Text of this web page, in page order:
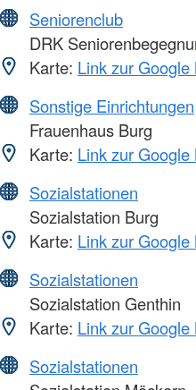
Seniorenclub
DRK
Karte: Link zur
Sonstige Einrichtungen
Frauenhaus Burg
Karte: Link zur
Sozialstationen
Sozialstation Burg
Karte: Link zur
Sozialstationen
Sozialstation Genthin
Karte: Link zur
Sozialstationen